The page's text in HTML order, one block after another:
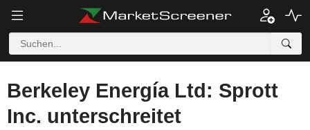
Berkeley Energía Ltd: Sprott
Inc. unterschreitet